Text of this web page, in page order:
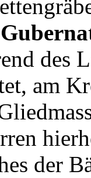
des
am
der